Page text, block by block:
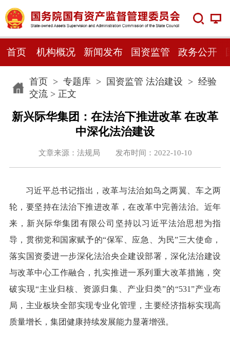
首页 机构概况 新闻发布 国资监管 政务公开
首页> 专题库> 国资监管 法治建设 > 经验
交流> 正文
新兴际华集团：在法治下推进改革 在改革
中深化法治建设
文章来源：法规局 发布时间：2022-10-10
习近平总书记指出，改革与法治如鸟之两翼、车之两
轮，要坚持在法治下推进改革，在改革中完善法治。近年
来，新兴际华集团有限公司坚持以习近平法治思想为指
导，贯彻党和国家赋予的“保军、应急、为民”三大使命，
落实国资委进一步深化法治央企建设部署，深化法治建设
与改革中心工作融合，扎实推进一系列重大改革措施，突
破实现“主业归核、资源归集、产业归类”的“531”产业布
局，主业板块全部实现专业化管理，主要经济指标实现高
质量增长，集团健康持续发展能力显著增强。